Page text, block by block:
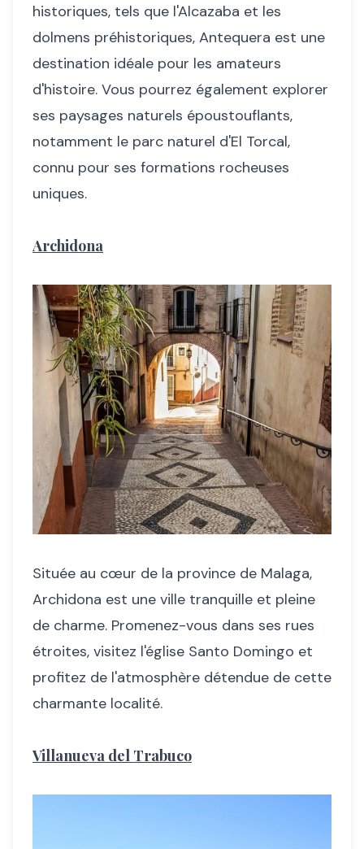
historiques, tels que l'Alcazaba et les
dolmens préhistoriques, Antequera est une
destination idéale pour les amateurs
d'histoire. Vous pourrez également explorer
ses paysages naturels époustouflants,
notamment le parc naturel d'El Torcal,
connu pour ses formations rocheuses
uniques.
Archidona
Située au cœur de la province de Malaga,
Archidona est une ville tranquille et pleine
de charme. Promenez-vous dans ses rues
étroites, visitez l'église Santo Domingo et
profitez de l'atmosphère détendue de cette
charmante localité.
Villanueva del Trabuco